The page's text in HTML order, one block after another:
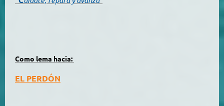
Como lema hacia:
EL PERDÓN